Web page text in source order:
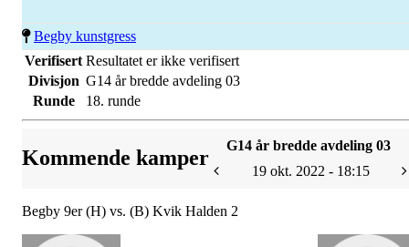
Begby kunstgress
Verifisert Resultatet er ikke verifisert
Divisjon G14 år bredde avdeling 03
Runde
18. runde
Kommende kamper
G14 år bredde avdeling 03
19 okt. 2022 - 18:15
Begby 9er (H) vs. (B) Kvik Halden 2